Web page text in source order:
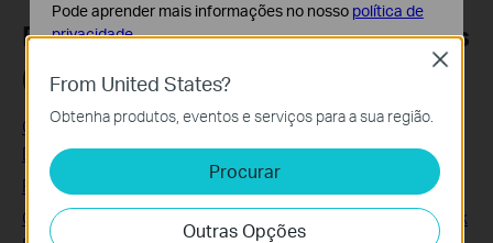
Perguntas Frequentes Relacionadas
(FAQ's)
Como posso encontrar um local apropriado para o meu
Deco?
Posso desligar o LED durante a noite?
Como adicionar uma unidade adicional à sua rede TP-Link
From United States?
Obtenha produtos, eventos e serviços para a sua região.
Procurar
Outras Opções
Close
Pode aprender mais informações no nosso política de
privacidade.
Os cookies são necessários para o funcionamento do
website e não podem ser desativados nos seus
Cookies de Análise e Marketing
Os cookies de analise permite-nos analisar as suas
atividades no nosso website para melhorar e ajustar a